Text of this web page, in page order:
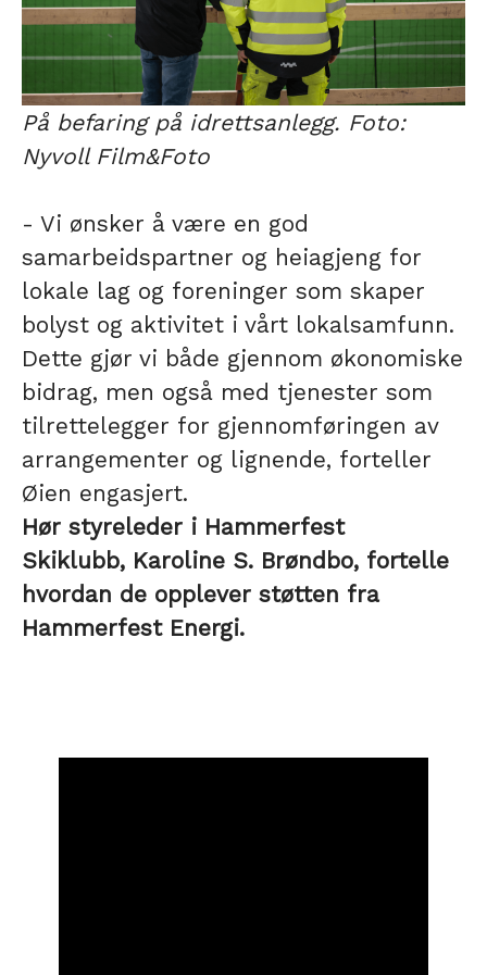
På befaring på idrettsanlegg. Foto:
Nyvoll Film&Foto
- Vi ønsker å være en god
samarbeidspartner og heiagjeng for
lokale lag og foreninger som skaper
bolyst og aktivitet i vårt lokalsamfunn.
Dette gjør vi både gjennom økonomiske
bidrag, men også med tjenester som
tilrettelegger for gjennomføringen av
arrangementer og lignende, forteller
Øien engasjert.
Hør styreleder i Hammerfest
Skiklubb, Karoline S. Brøndbo, fortelle
hvordan de opplever støtten fra
Hammerfest Energi.